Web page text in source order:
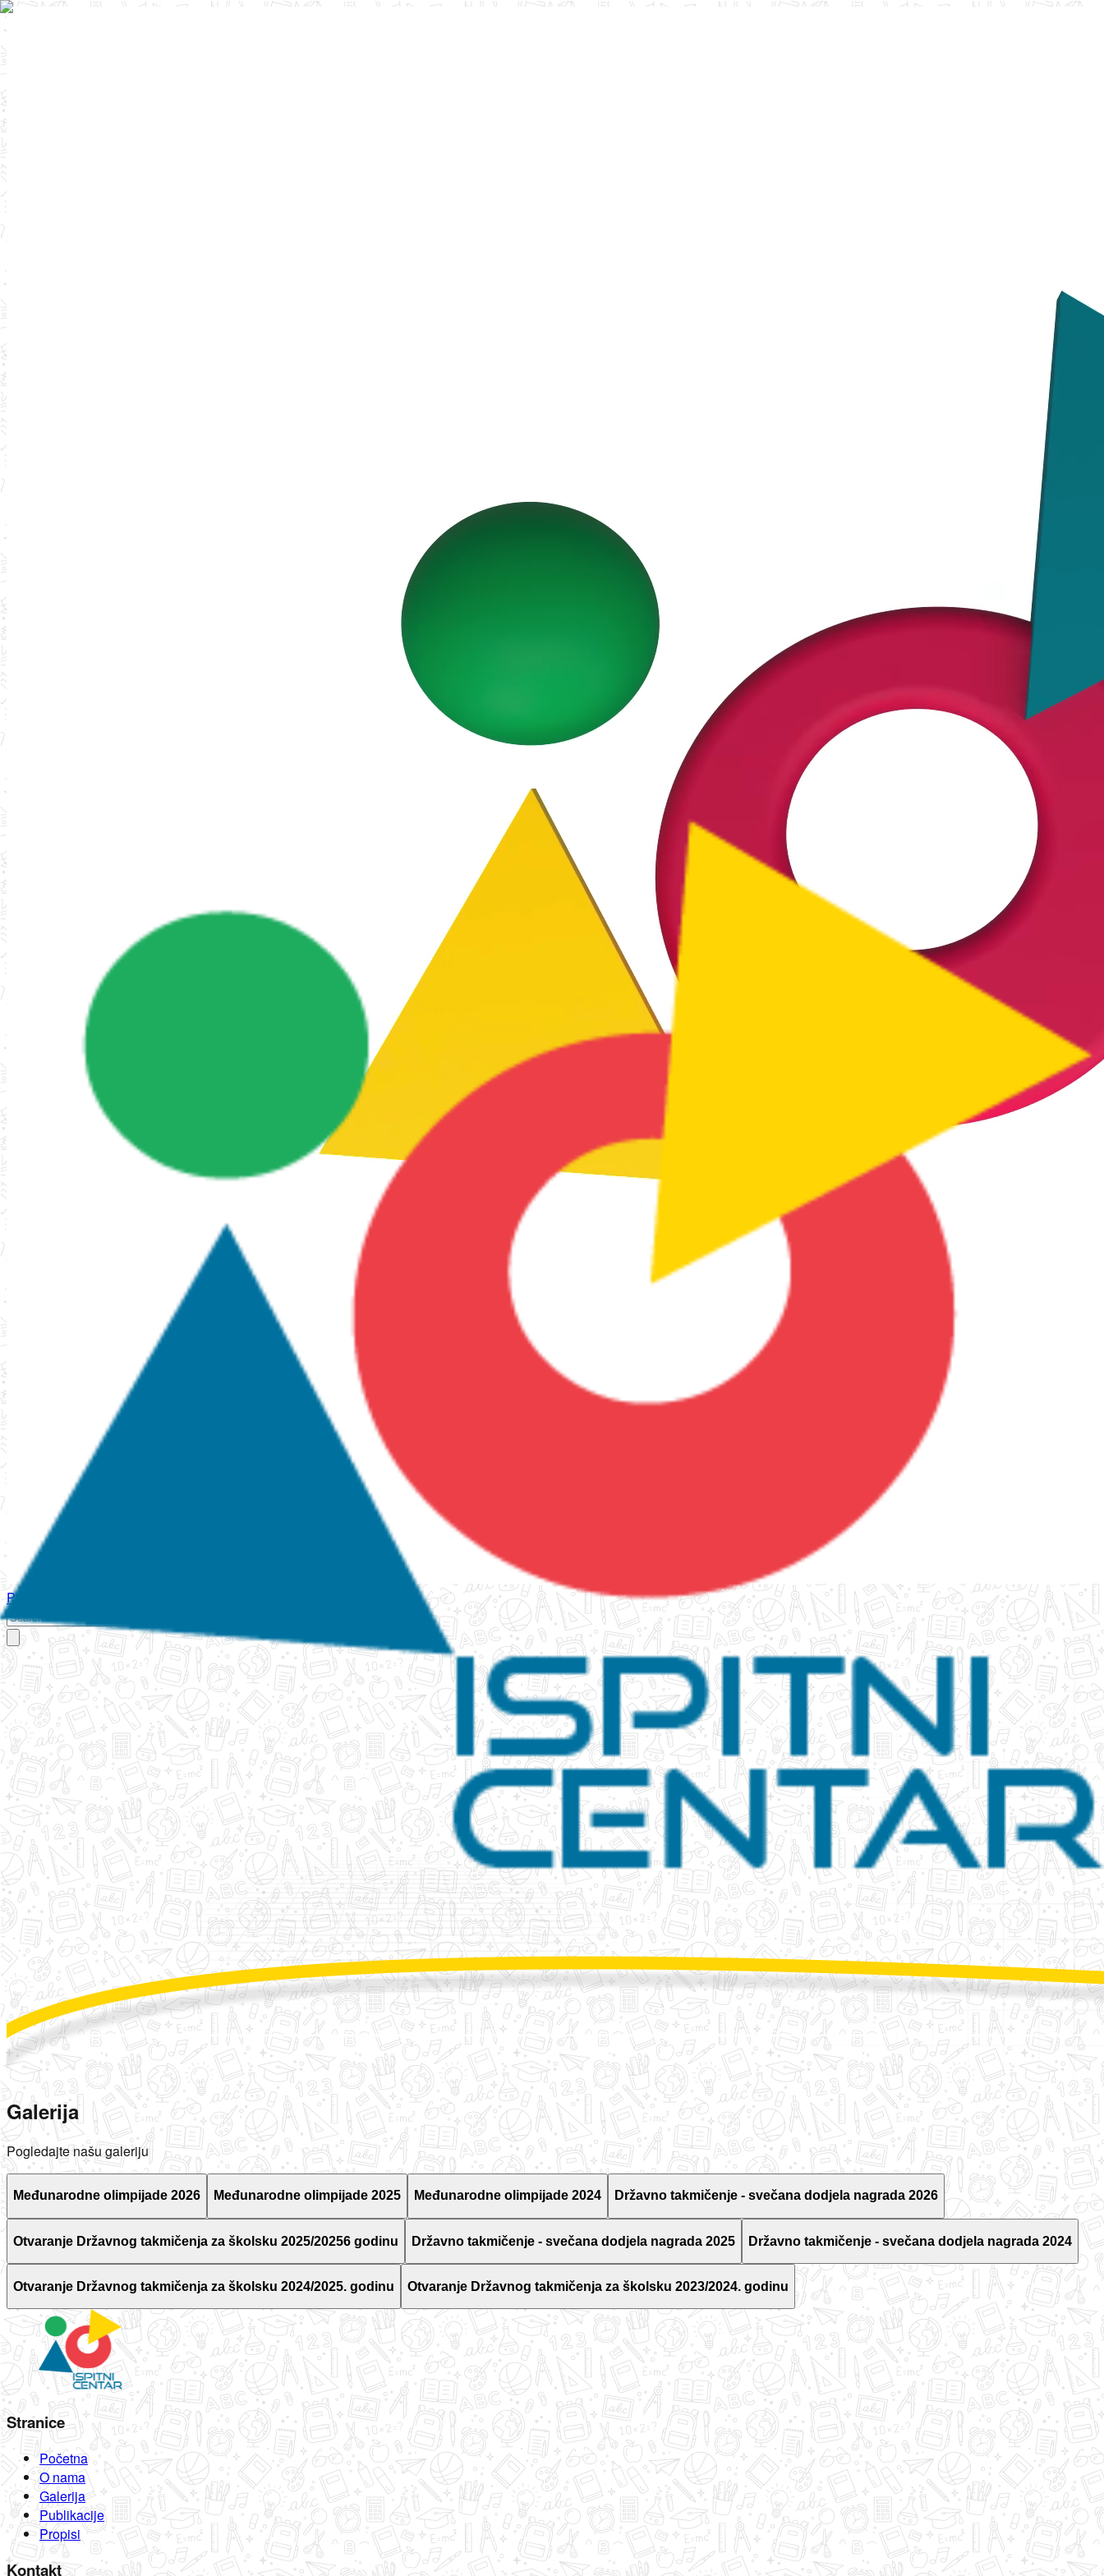
Početna
Galerija
Pogledajte našu galeriju
Međunarodne olimpijade 2026 Međunarodne olimpijade 2025 Međunarodne olimpijade 2024 Državno takmičenje - svečana dodjela nagrada 2026
Otvaranje Državnog takmičenja za školsku 2025/20256 godinu Državno takmičenje - svečana dodjela nagrada 2025 Državno takmičenje - svečana dodjela nagrada 2024
Otvaranje Državnog takmičenja za školsku 2024/2025. godinu Otvaranje Državnog takmičenja za školsku 2023/2024. godinu
Stranice
Početna
O nama
Galerija
Publikacije
Propisi
Kontakt